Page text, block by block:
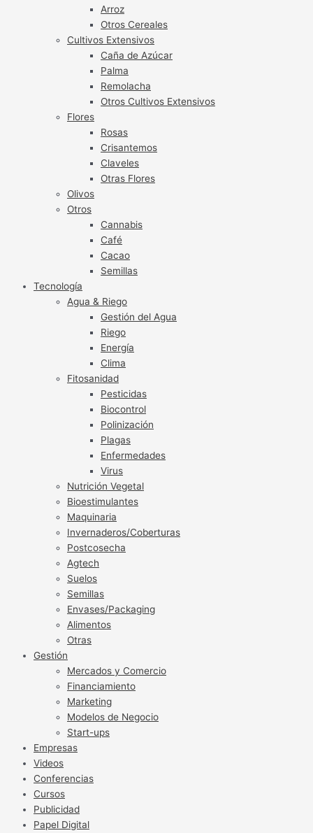
Arroz
Otros Cereales
Cultivos Extensivos
Caña de Azúcar
Palma
Remolacha
Otros Cultivos Extensivos
Flores
Rosas
Crisantemos
Claveles
Otras Flores
Olivos
Otros
Cannabis
Café
Cacao
Semillas
Tecnología
Agua & Riego
Gestión del Agua
Riego
Energía
Clima
Fitosanidad
Pesticidas
Biocontrol
Polinización
Plagas
Enfermedades
Virus
Nutrición Vegetal
Bioestimulantes
Maquinaria
Invernaderos/Coberturas
Postcosecha
Agtech
Suelos
Semillas
Envases/Packaging
Alimentos
Otras
Gestión
Mercados y Comercio
Financiamiento
Marketing
Modelos de Negocio
Start-ups
Empresas
Videos
Conferencias
Cursos
Publicidad
Papel Digital